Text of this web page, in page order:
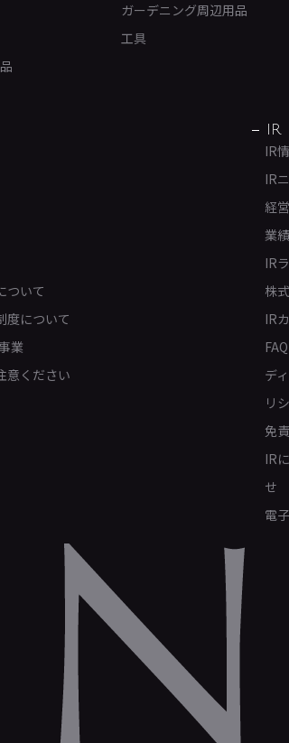
ガーデニング周辺用品
工具
ついて
度について
業
意ください
IR
IR
IR
経
業
IR
株
IR
デ
リ
免
IR
せ
電